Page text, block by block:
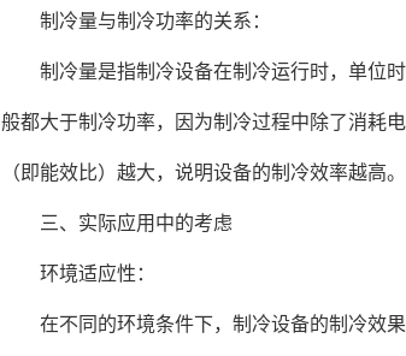
制冷量与制冷功率的关系：
制冷量是指制冷设备在制冷运行时，单位时
般都大于制冷功率，因为制冷过程中除了消耗
（即能效比）越大，说明设备的制冷效率越高。
三、实际应用中的考虑
环境适应性：
在不同的环境条件下，制冷设备的制冷效果